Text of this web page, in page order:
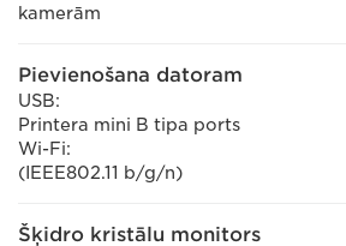
kamerām
Pievienošana datoram
USB:
Printera mini B tipa ports
Wi-Fi:
(IEEE802.11 b/g/n)
Šķidro kristālu monitors